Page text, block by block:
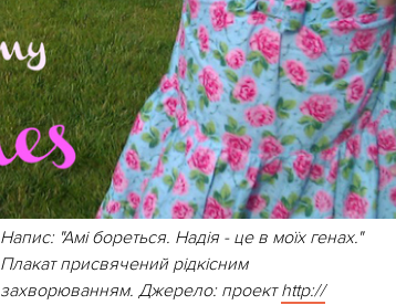
Напис: "Амі бореться. Надія - це в моїх генах."
Плакат присвячений рідкісним
захворюванням. Джерело: проектhttp://